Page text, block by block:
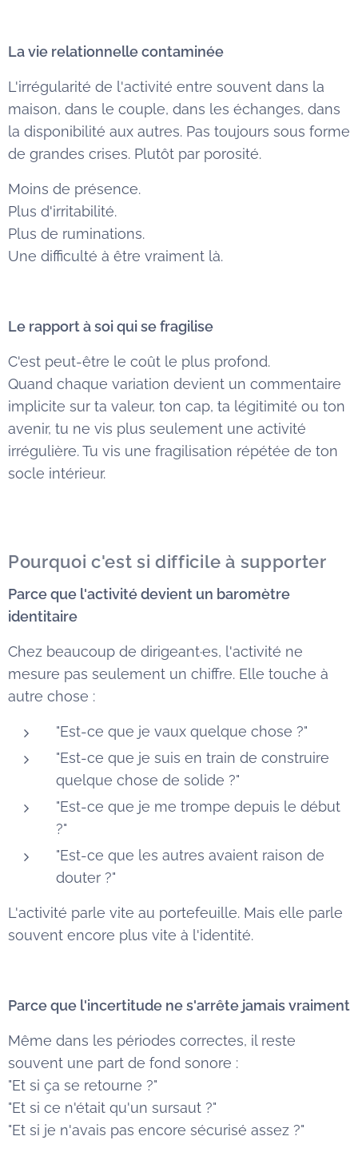
La vie relationnelle contaminée
L'irrégularité de l'activité entre souvent dans la
maison, dans le couple, dans les échanges, dans
la disponibilité aux autres. Pas toujours sous forme
de grandes crises. Plutôt par porosité.
Moins de présence.
Plus d'irritabilité.
Plus de ruminations.
Une difficulté à être vraiment là.
Le rapport à soi qui se fragilise
C'est peut-être le coût le plus profond.
Quand chaque variation devient un commentaire
implicite sur ta valeur, ton cap, ta légitimité ou ton
avenir, tu ne vis plus seulement une activité
irrégulière. Tu vis une fragilisation répétée de ton
socle intérieur.
Pourquoi c'est si difficile à supporter
Parce que l'activité devient un baromètre
identitaire
Chez beaucoup de dirigeant·es, l'activité ne
mesure pas seulement un chiffre. Elle touche à
autre chose :
"Est-ce que je vaux quelque chose ?"
"Est-ce que je suis en train de construire
quelque chose de solide ?"
"Est-ce que je me trompe depuis le début
?"
"Est-ce que les autres avaient raison de
douter ?"
L'activité parle vite au portefeuille. Mais elle parle
souvent encore plus vite à l'identité.
Parce que l'incertitude ne s'arrête jamais vraiment
Même dans les périodes correctes, il reste
souvent une part de fond sonore :
"Et si ça se retourne ?"
"Et si ce n'était qu'un sursaut ?"
"Et si je n'avais pas encore sécurisé assez ?"